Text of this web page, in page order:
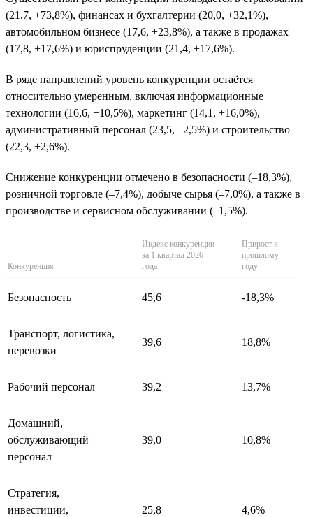
(21,7, +73,8%), финансах и бухгалтерии (20,0, +32,1%),
автомобильном бизнесе (17,6, +23,8%), а также в продажах
(17,8, +17,6%) и юриспруденции (21,4, +17,6%).
В ряде направлений уровень конкуренции остаётся
относительно умеренным, включая информационные
технологии (16,6, +10,5%), маркетинг (14,1, +16,0%),
административный персонал (23,5, –2,5%) и строительство
(22,3, +2,6%).
Снижение конкуренции отмечено в безопасности (–18,3%),
розничной торговле (–7,4%), добыче сырья (–7,0%), а также в
производстве и сервисном обслуживании (–1,5%).
Конкуренция
Индекс конкуренции
за 1 квартал 2026
года
Прирост к
прошлому
году
Безопасность 45,6 -18,3%
Транспорт, логистика,
перевозки
39,6 18,8%
Рабочий персонал 39,2 13,7%
Домашний,
обслуживающий
персонал
39,0 10,8%
Стратегия,
инвестиции,
25,8 4,6%